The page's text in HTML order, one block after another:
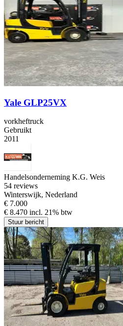
Yale GLP25VX
vorkheftruck
Gebruikt
2011
Handelsonderneming K.G. Weis
54 reviews
Winterswijk, Nederland
€ 7.000
€ 8.470 incl. 21% btw
Stuur bericht